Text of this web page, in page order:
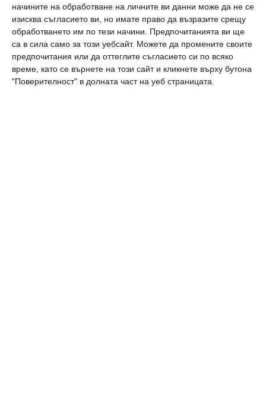
начините на обработване на личните ви данни може да не се
изисква съгласието ви, но имате право да възразите срещу
обработването им по тези начини. Предпочитанията ви ще
са в сила само за този уебсайт. Можете да промените своите
предпочитания или да оттеглите съгласието си по всяко
време, като се върнете на този сайт и кликнете върху бутона
"Поверителност" в долната част на уеб страницата.
Каузите във всички тези направления са
предварително селектирани, като
организациите, които ги осъществяват,
трябва да имат предишен опит, да са